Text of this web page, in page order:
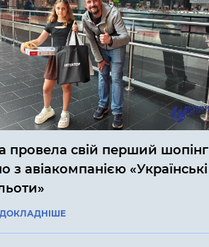
провела свій перший шопінг
з авіакомпанією «Українські